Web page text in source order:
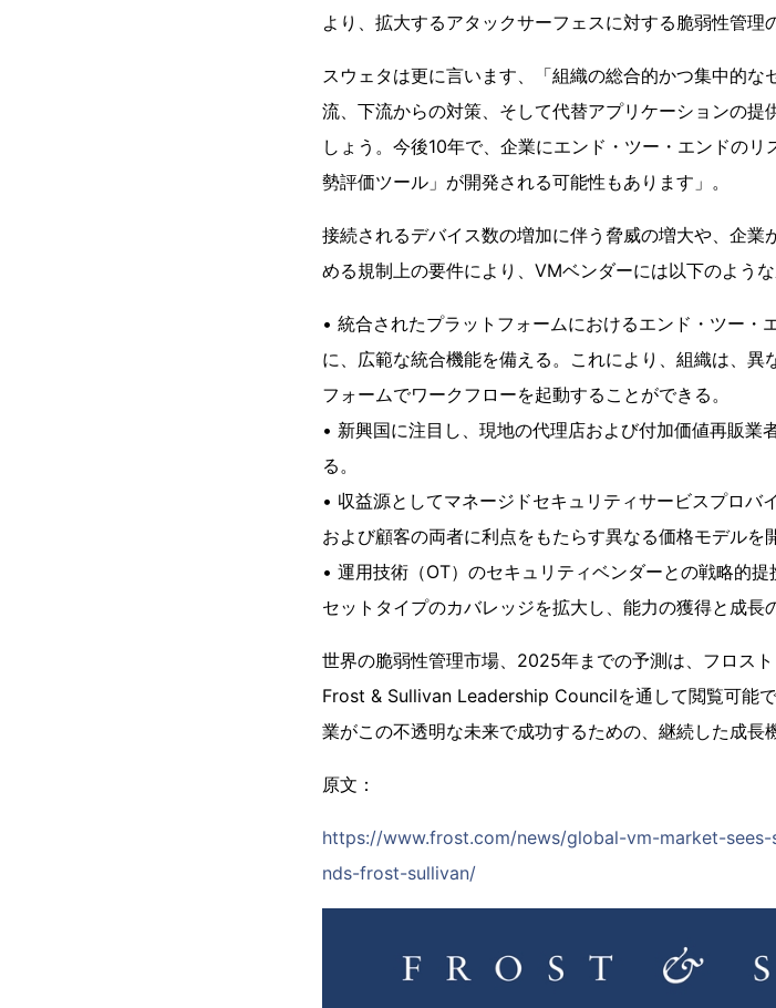
より、拡大するアタックサーフェスに対する脆弱性管理
スウェタは更に言います、「組織の総合的かつ集中的
流、下流からの対策、そして代替アプリケーションの
しょう。今後10年で、企業にエンド・ツー・エンドの
勢評価ツール」が開発される可能性もあります」。
接続されるデバイス数の増加に伴う脅威の増大や、企
める規制上の要件により、VMベンダーには以下のよう
• 統合されたプラットフォームにおけるエンド・ツー・
に、広範な統合機能を備える。これにより、組織は、
フォームでワークフローを起動することができる。
• 新興国に注目し、現地の代理店および付加価値再販業
る。
• 収益源としてマネージドセキュリティサービスプロバ
および顧客の両者に利点をもたらす異なる価格モデルを
• 運用技術（OT）のセキュリティベンダーとの戦略的
セットタイプのカバレッジを拡大し、能力の獲得と成長
世界の脆弱性管理市場、2025年までの予測は、フロス
Frost & Sullivan Leadership Councilを通して閲覧可能
業がこの不透明な未来で成功するための、継続した成長
原文：
https://www.frost.com/news/global-vm-market-
nds-frost-sullivan/